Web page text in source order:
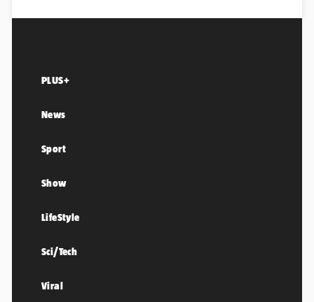
PLUS+
News
Sport
Show
LifeStyle
Sci/Tech
Viral